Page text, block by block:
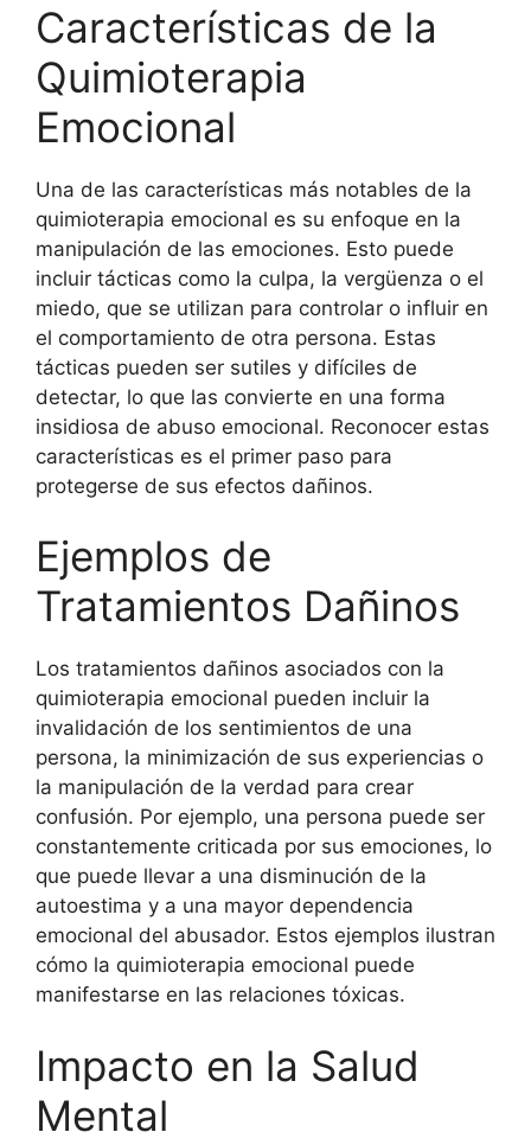
Características de la
Quimioterapia
Emocional
Una de las características más notables de la
quimioterapia emocional es su enfoque en la
manipulación de las emociones. Esto puede
incluir tácticas como la culpa, la vergüenza o el
miedo, que se utilizan para controlar o influir en
el comportamiento de otra persona. Estas
tácticas pueden ser sutiles y difíciles de
detectar, lo que las convierte en una forma
insidiosa de abuso emocional. Reconocer estas
características es el primer paso para
protegerse de sus efectos dañinos.
Ejemplos de
Tratamientos Dañinos
Los tratamientos dañinos asociados con la
quimioterapia emocional pueden incluir la
invalidación de los sentimientos de una
persona, la minimización de sus experiencias o
la manipulación de la verdad para crear
confusión. Por ejemplo, una persona puede ser
constantemente criticada por sus emociones, lo
que puede llevar a una disminución de la
autoestima y a una mayor dependencia
emocional del abusador. Estos ejemplos ilustran
cómo la quimioterapia emocional puede
manifestarse en las relaciones tóxicas.
Impacto en la Salud
Mental